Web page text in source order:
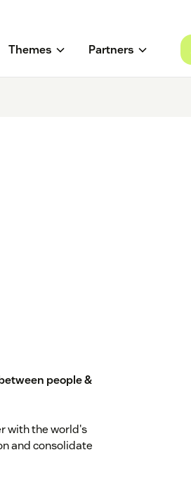
Themes Partners
people &
with the world's
and consolidate